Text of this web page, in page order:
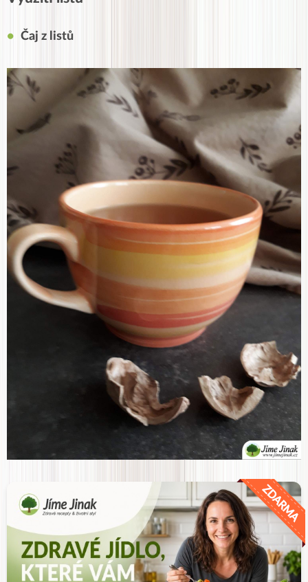
Čaj z listů